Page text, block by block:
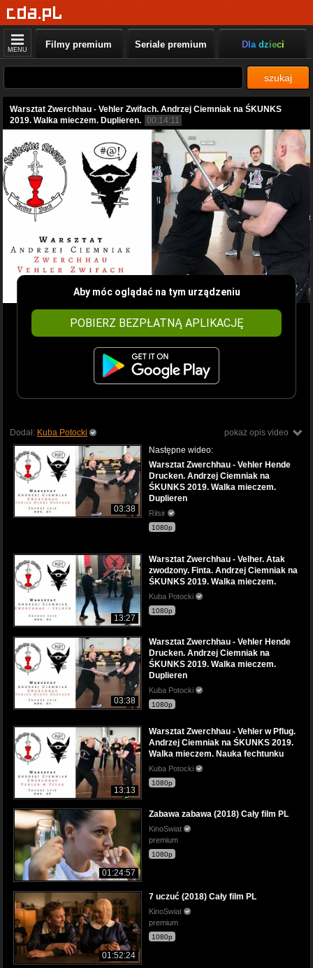
MENU Filmy premium Seriale premium Dla dzieci
szukaj
Warsztat Zwerchhau - Vehler Zwifach. Andrzej Ciemniak na ŚKUNKS
2019. Walka mieczem. Duplieren. 00:14:11
Aby móc oglądać na tym urządzeniu
POBIERZ BEZPŁATNĄ APLIKACJĘ
pokaż opis video
Dodał: Kuba Potocki
03:38
Następne wideo:
Warsztat Zwerchhau - Vehler Hende
Drucken. Andrzej Ciemniak na
ŚKUNKS 2019. Walka mieczem.
Duplieren
Rilsir
1080p
13:27
Warsztat Zwerchhau - Velher. Atak
zwodzony. Finta. Andrzej Ciemniak na
ŚKUNKS 2019. Walka mieczem.
Kuba Potocki
1080p
03:38
Warsztat Zwerchhau - Vehler Hende
Drucken. Andrzej Ciemniak na
ŚKUNKS 2019. Walka mieczem.
Duplieren
Kuba Potocki
1080p
13:13
Warsztat Zwerchhau - Vehler w Pflug.
Andrzej Ciemniak na ŚKUNKS 2019.
Walka mieczem. Nauka fechtunku
Kuba Potocki
1080p
01:24:57
Zabawa zabawa (2018) Cały film PL
KinoSwiat
premium
1080p
01:52:24
7 uczuć (2018) Cały film PL
KinoSwiat
premium
1080p